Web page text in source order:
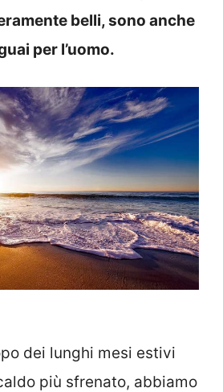
belli, sono anche
per l’uomo.
dei lunghi mesi estivi
più sfrenato, abbiamo